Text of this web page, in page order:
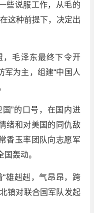
些说服工作，从毛的
这种前提下，决定出
，毛泽东最终下令开
军为主，组建“中国人
”的口号，在国内进
绪和对美国的同仇敌
香玉率团队向志愿军
轰动。
雄赳赳，气昂昂，跨
镇对联合国军队发起